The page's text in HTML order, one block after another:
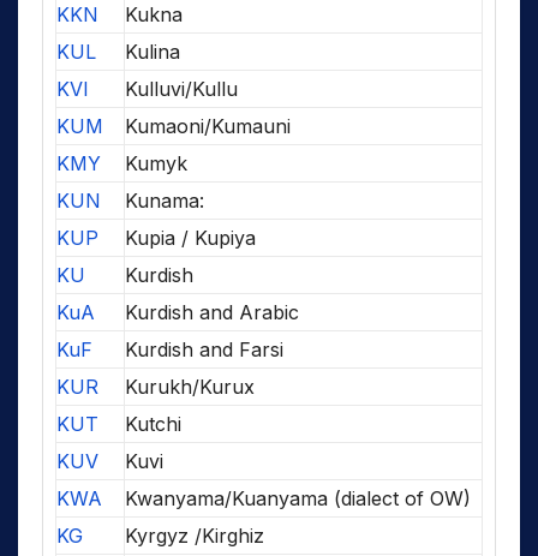
KKN
Kukna
KUL
Kulina
KVI
Kulluvi/Kullu
KUM
Kumaoni/Kumauni
KMY
Kumyk
KUN
Kunama:
KUP
Kupia / Kupiya
KU
Kurdish
KuA
Kurdish and Arabic
KuF
Kurdish and Farsi
KUR
Kurukh/Kurux
KUT
Kutchi
KUV
Kuvi
KWA
Kwanyama/Kuanyama (dialect of OW)
KG
Kyrgyz /Kirghiz